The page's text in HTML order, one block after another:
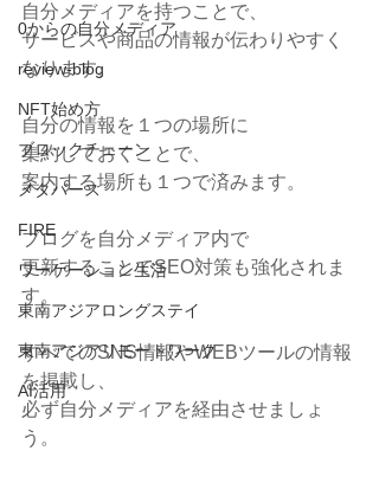
0からの自分メディア
review-blog
NFT始め方
ブロックチェーン
メタバース
FIRE
ワーケーション生活
東南アジアロングステイ
東南アジアリモートワーク
AI活用
自分メディアを持つことで、
サービスや商品の情報が伝わりやすく
なります。
自分の情報を１つの場所に
集約しておくことで、
案内する場所も１つで済みます。
ブログを自分メディア内で
更新することでSEO対策も強化されま
す。
すべてのSNS情報やWEBツールの情報
を掲載し、
必ず自分メディアを経由させましょ
う。